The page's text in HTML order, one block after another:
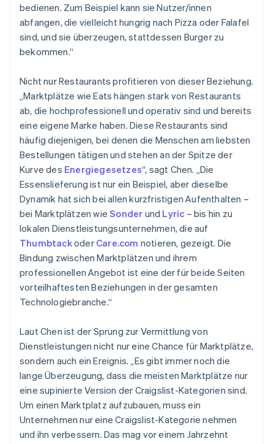
bedienen. Zum Beispiel kann sie Nutzer/innen
abfangen, die vielleicht hungrig nach Pizza oder Falafel
sind, und sie überzeugen, stattdessen Burger zu
bekommen.“
Nicht nur Restaurants profitieren von dieser Beziehung.
„Marktplätze wie Eats hängen stark von Restaurants
ab, die hochprofessionell und operativ sind und bereits
eine eigene Marke haben. Diese Restaurants sind
häufig diejenigen, bei denen die Menschen am liebsten
Bestellungen tätigen und stehen an der Spitze der
Kurve des Energiegesetzes“, sagt Chen. „Die
Essenslieferung ist nur ein Beispiel, aber dieselbe
Dynamik hat sich bei allen kurzfristigen Aufenthalten –
bei Marktplätzen wieSonder und Lyric – bis hin zu
lokalen Dienstleistungsunternehmen, die auf
Thumbtackoder Care.com notieren, gezeigt. Die
Bindung zwischen Marktplätzen und ihrem
professionellen Angebot ist eine der für beide Seiten
vorteilhaftesten Beziehungen in der gesamten
Technologiebranche.“
Laut Chen ist der Sprung zur Vermittlung von
Dienstleistungen nicht nur eine Chance für Marktplätze,
sondern auch ein Ereignis. „Es gibt immer noch die
lange Überzeugung, dass die meisten Marktplätze nur
eine supinierte Version der Craigslist-Kategorien sind.
Um einen Marktplatz aufzubauen, muss ein
Unternehmen nur eine Craigslist-Kategorie nehmen
und ihn verbessern. Das mag vor einem Jahrzehnt